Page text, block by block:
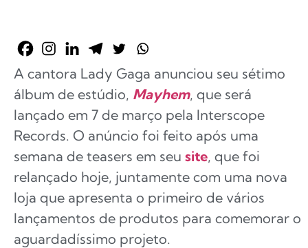
A cantora Lady Gaga anunciou seu sétimo
álbum de estúdio, Mayhem, que será
lançado em 7 de março pela Interscope
Records. O anúncio foi feito após uma
semana de teasers em seu site, que foi
relançado hoje, juntamente com uma nova
loja que apresenta o primeiro de vários
lançamentos de produtos para comemorar o
aguardadíssimo projeto.